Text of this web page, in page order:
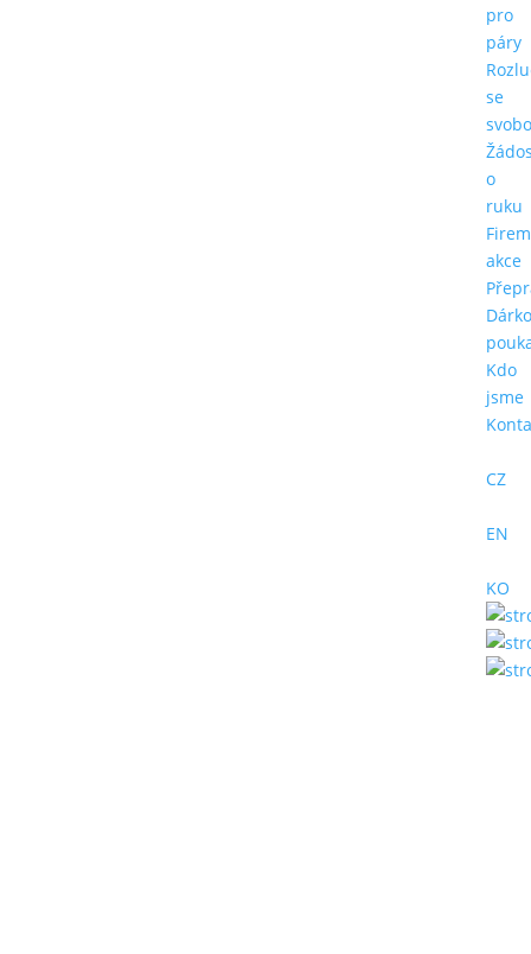
pro
páry
se
o
ruku
akce
Kdo
jsme
CZ
EN
KO